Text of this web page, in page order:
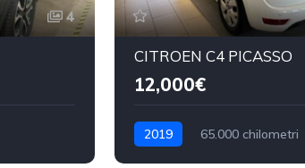
4
CITROEN C4 PICASSO
12,000€
2019
65.000 chilometri